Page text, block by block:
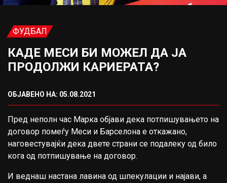
ФУДБАЛ
КАДЕ МЕСИ БИ МОЖЕЛ ДА ЈА
ПРОДОЛЖИ КАРИЕРАТА?
ОБЈАВЕНО НА: 05.08.2021
Пред неполн час Марка објави дека потпишувањето на
договор помеѓу Меси и Барселона е откажано,
наговестувајќи дека двете страни се подалеку од било
кога од потпишување на договор.
И веднаш настана лавина од шпекулации и најави, а